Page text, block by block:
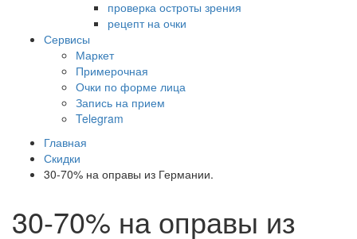
проверка остроты зрения
рецепт на очки
Сервисы
Маркет
Примерочная
Очки по форме лица
Запись на прием
Telegram
Главная
Скидки
30-70% на оправы из Германии.
30-70% на оправы из